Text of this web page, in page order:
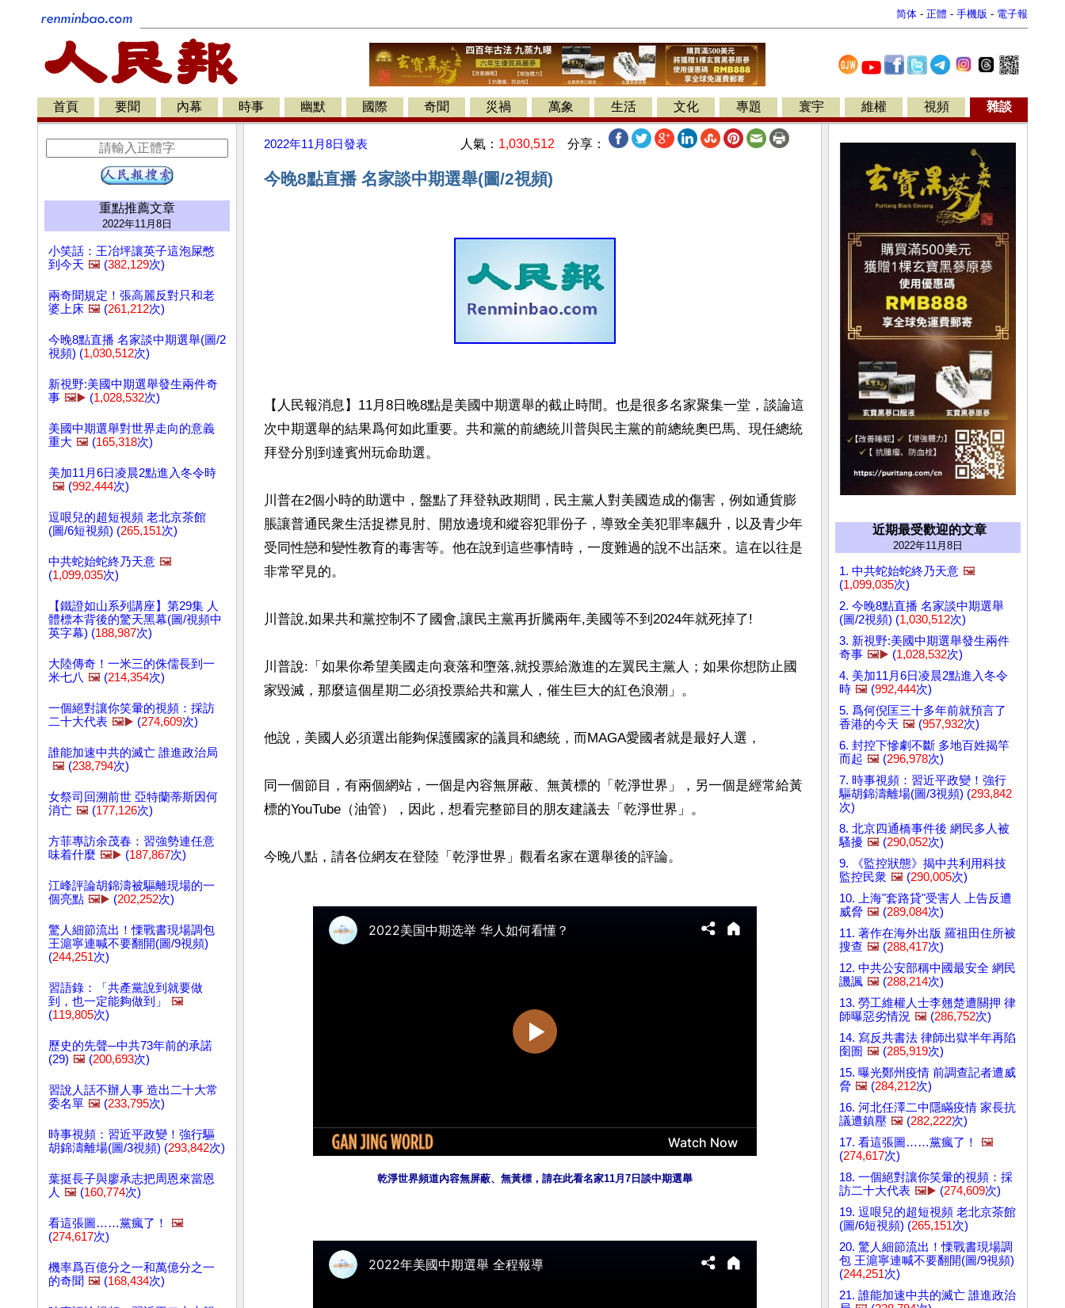
简体 - 正體 - 手機版 - 電子報
首頁 要聞 內幕 時事 幽默 國際 奇聞 災禍 萬象 生活 文化 專題 寰宇 維權 視頻 雜談
重點推薦文章
2022年11月8日
小笑話：王冶坪讓英子這泡屎憋
到今天 🖼️ (382,129次)
兩奇聞規定！張高麗反對只和老
婆上床 🖼️ (261,212次)
今晚8點直播 名家談中期選舉(圖/2
視頻) (1,030,512次)
新視野:美國中期選舉發生兩件奇
事 🖼️▶️ (1,028,532次)
美國中期選舉對世界走向的意義
重大 🖼️ (165,318次)
美加11月6日凌晨2點進入冬令時
🖼️ (992,444次)
逗哏兒的超短視頻 老北京茶館
(圖/6短視頻) (265,151次)
中共蛇始蛇終乃天意 🖼️
(1,099,035次)
【鐵證如山系列講座】第29集 人
體標本背後的驚天黑幕(圖/視頻中
英字幕) (188,987次)
大陸傳奇！一米三的侏儒長到一
米七八 🖼️ (214,354次)
一個絕對讓你笑暈的視頻：採訪
二十大代表 🖼️▶️ (274,609次)
誰能加速中共的滅亡 誰進政治局
🖼️ (238,794次)
女祭司回溯前世 亞特蘭蒂斯因何
消亡 🖼️ (177,126次)
方菲專訪余茂春：習強勢連任意
味着什麼 🖼️▶️ (187,867次)
江峰評論胡錦濤被驅離現場的一
個亮點 🖼️▶️ (202,252次)
驚人細節流出！慄戰書現場調包
王滬寧連喊不要翻開(圖/9視頻)
(244,251次)
習語錄：「共產黨說到就要做
到，也一定能夠做到」
🖼️
(119,805次)
歷史的先聲─中共73年前的承諾
(29) 🖼️ (200,693次)
習說人話不辦人事 造出二十大常
委名單 🖼️ (233,795次)
時事視頻：習近平政變！強行驅
胡錦濤離場(圖/3視頻) (293,842次)
葉挺長子與廖承志把周恩來當恩
人 🖼️ (160,774次)
看這張圖……黨瘋了！
🖼️
(274,617次)
機率爲百億分之一和萬億分之一
的奇聞 🖼️ (168,434次)
2022年11月8日發表 人氣： 1,030,512 分享：
今晚8點直播 名家談中期選舉(圖/2視頻)
【人民報消息】11月8日晚8點是美國中期選舉的截止時間。也是很多名家聚集一堂，談論這
次中期選舉的結果爲何如此重要。共和黨的前總統川普與民主黨的前總統奧巴馬、現任總統
拜登分別到達賓州玩命助選。
川普在2個小時的助選中，盤點了拜登執政期間，民主黨人對美國造成的傷害，例如通貨膨
脹讓普通民衆生活捉襟見肘、開放邊境和縱容犯罪份子，導致全美犯罪率飆升，以及青少年
受同性戀和變性教育的毒害等。他在說到這些事情時，一度難過的說不出話來。這在以往是
非常罕見的。
川普說,如果共和黨控制不了國會,讓民主黨再折騰兩年,美國等不到2024年就死掉了!
川普說:「如果你希望美國走向衰落和墮落,就投票給激進的左翼民主黨人；如果你想防止國
家毀滅，那麼這個星期二必須投票給共和黨人，催生巨大的紅色浪潮」。
他說，美國人必須選出能夠保護國家的議員和總統，而MAGA愛國者就是最好人選，
同一個節目，有兩個網站，一個是內容無屏蔽、無黃標的「乾淨世界」，另一個是經常給黃
標的YouTube（油管），因此，想看完整節目的朋友建議去「乾淨世界」。
乾淨世界頻道內容無屏蔽、無黃標，請在此看名家11月7日談中期選舉
近期最受歡迎的文章
2022年11月8日
1. 中共蛇始蛇終乃天意 🖼️
(1,099,035次)
2. 今晚8點直播 名家談中期選舉
(圖/2視頻) (1,030,512次)
3. 新視野:美國中期選舉發生兩件
奇事 🖼️▶️ (1,028,532次)
4. 美加11月6日凌晨2點進入冬令
時 🖼️ (992,444次)
5. 爲何倪匡三十多年前就預言了
香港的今天 🖼️ (957,932次)
6. 封控下慘劇不斷 多地百姓揭竿
而起 🖼️ (296,978次)
7. 時事視頻：習近平政變！強行
驅胡錦濤離場(圖/3視頻) (293,842
次)
8. 北京四通橋事件後 網民多人被
騷擾 🖼️ (290,052次)
9. 《監控狀態》揭中共利用科技
監控民衆 🖼️ (290,005次)
10. 上海"套路貸"受害人 上告反遭
威脅 🖼️ (289,084次)
11. 著作在海外出版 羅祖田住所被
搜查 🖼️ (288,417次)
12. 中共公安部稱中國最安全 網民
譏諷 🖼️ (288,214次)
13. 勞工維權人士李翹楚遭關押 律
師曝惡劣情況 🖼️ (286,752次)
14. 寫反共書法 律師出獄半年再陷
囹圄 🖼️ (285,919次)
15. 曝光鄭州疫情 前調查記者遭威
脅 🖼️ (284,212次)
16. 河北任澤二中隱瞞疫情 家長抗
議遭鎮壓 🖼️ (282,222次)
17. 看這張圖……黨瘋了！
🖼️
(274,617次)
18. 一個絕對讓你笑暈的視頻：採
訪二十大代表 🖼️▶️ (274,609次)
19. 逗哏兒的超短視頻 老北京茶館
(圖/6短視頻) (265,151次)
20. 驚人細節流出！慄戰書現場調
包 王滬寧連喊不要翻開(圖/9視頻)
(244,251次)
21. 誰能加速中共的滅亡 誰進政治